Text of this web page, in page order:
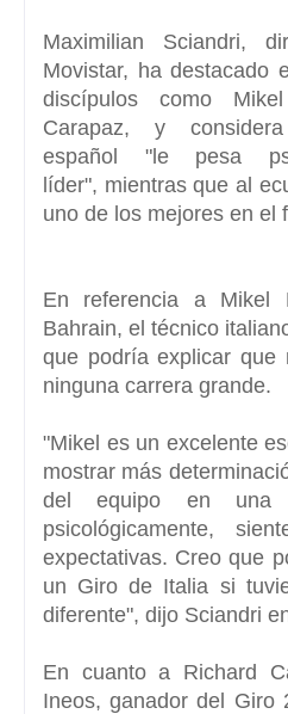
Maximilian Sciandri,
Movistar, ha destacado
discípulos comoMikel
Carapaz, y
español "le pesa
líder", mientras que al
uno de los mejores en el
En referencia a Mikel
Bahrain, el técnico
que podría explicar que
ninguna carrera grande.
"Mikel es un excelente
mostrar más
del equipo en una
psicológicamente,
expectativas. Creo que
un Giro de Italia si
diferente", dijo Sciandri
En cuanto a Richard
Ineos,ganador del Giro